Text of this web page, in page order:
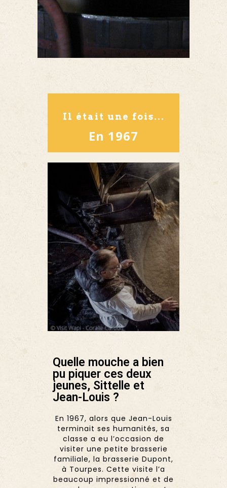
Quelle mouche a bien
pu piquer ces deux
jeunes, Sittelle et
Jean-Louis ?
En 1967, alors que Jean-Louis
terminait ses humanités, sa
classe a eu l’occasion de
visiter une petite brasserie
familiale, la brasserie Dupont,
à Tourpes. Cette visite l’a
beaucoup impressionné et de
Il était une fois...
En 1967